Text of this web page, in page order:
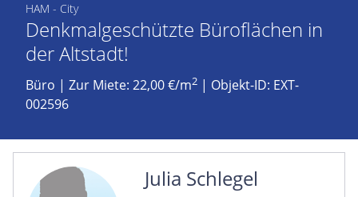
HAM - City
Denkmalgeschützte Büroflächen in
der Altstadt!
Büro | Zur Miete: 22,00 €/m2 | Objekt-ID: EXT-
002596
Julia Schlegel